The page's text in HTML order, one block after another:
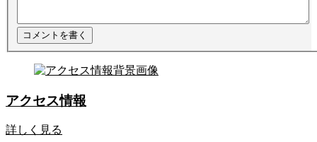
アクセス情報
詳しく見る